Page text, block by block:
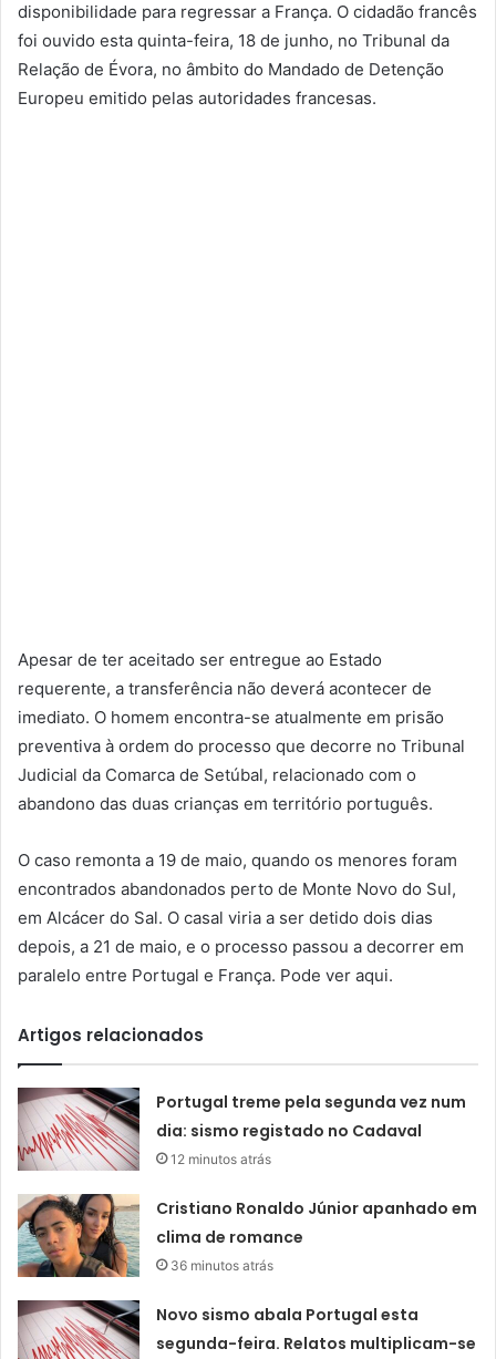
disponibilidade para regressar a França. O cidadão francês
foi ouvido esta quinta-feira, 18 de junho, no Tribunal da
Relação de Évora, no âmbito do Mandado de Detenção
Europeu emitido pelas autoridades francesas.
Apesar de ter aceitado ser entregue ao Estado
requerente, a transferência não deverá acontecer de
imediato. O homem encontra-se atualmente em prisão
preventiva à ordem do processo que decorre no Tribunal
Judicial da Comarca de Setúbal, relacionado com o
abandono das duas crianças em território português.
O caso remonta a 19 de maio, quando os menores foram
encontrados abandonados perto de Monte Novo do Sul,
em Alcácer do Sal. O casal viria a ser detido dois dias
depois, a 21 de maio, e o processo passou a decorrer em
paralelo entre Portugal e França. Pode ver aqui.
Artigos relacionados
Portugal treme pela segunda vez num
dia: sismo registado no Cadaval
12 minutos atrás
Cristiano Ronaldo Júnior apanhado em
clima de romance
36 minutos atrás
Novo sismo abala Portugal esta
segunda-feira. Relatos multiplicam-se